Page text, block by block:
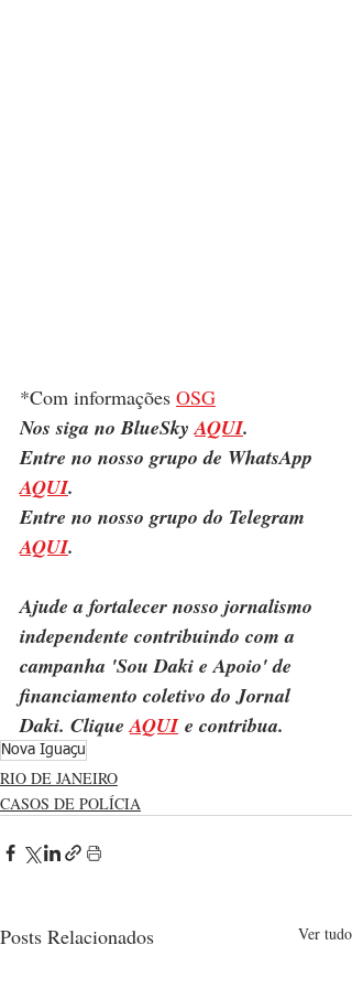
*Com informações OSG
Nos siga no BlueSky AQUI.
Entre no nosso grupo de WhatsApp
AQUI.
Entre no nosso grupo do Telegram
AQUI.
Ajude a fortalecer nosso jornalismo
independente contribuindo com a
campanha 'Sou Daki e Apoio' de
financiamento coletivo do Jornal
Daki. Clique AQUI e contribua.
Nova Iguaçu
RIO DE JANEIRO
CASOS DE POLÍCIA
Posts Relacionados Ver tudo